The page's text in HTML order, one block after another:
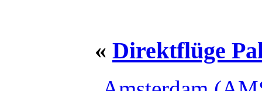
« Direktflüge